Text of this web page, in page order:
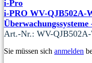
i-Pro
i-PRO WV-QJB502A-
Art.-Nr.: WV-
Sie müssen sich anmelden